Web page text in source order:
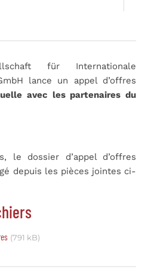
für Internationale
lance un appel d’offres
avec les partenaires du
le dossier d’appel d’offres
depuis les pièces jointes ci-
(791 kB)